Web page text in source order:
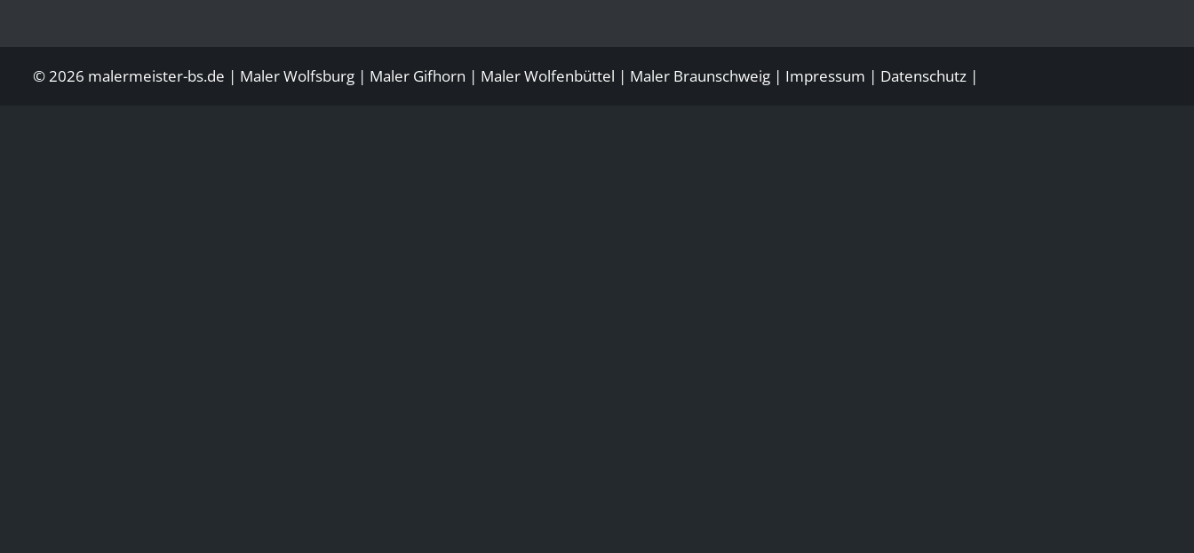
© 2026 malermeister-bs.de | Maler Wolfsburg | Maler Gifhorn | MalerWolfenbüttel | Maler Braunschweig | Impressum | Datenschutz |